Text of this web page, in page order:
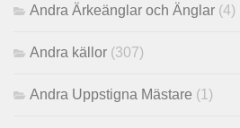
Andra Ärkeänglar och Änglar (4)
Andra källor (307)
Andra Uppstigna Mästare (1)